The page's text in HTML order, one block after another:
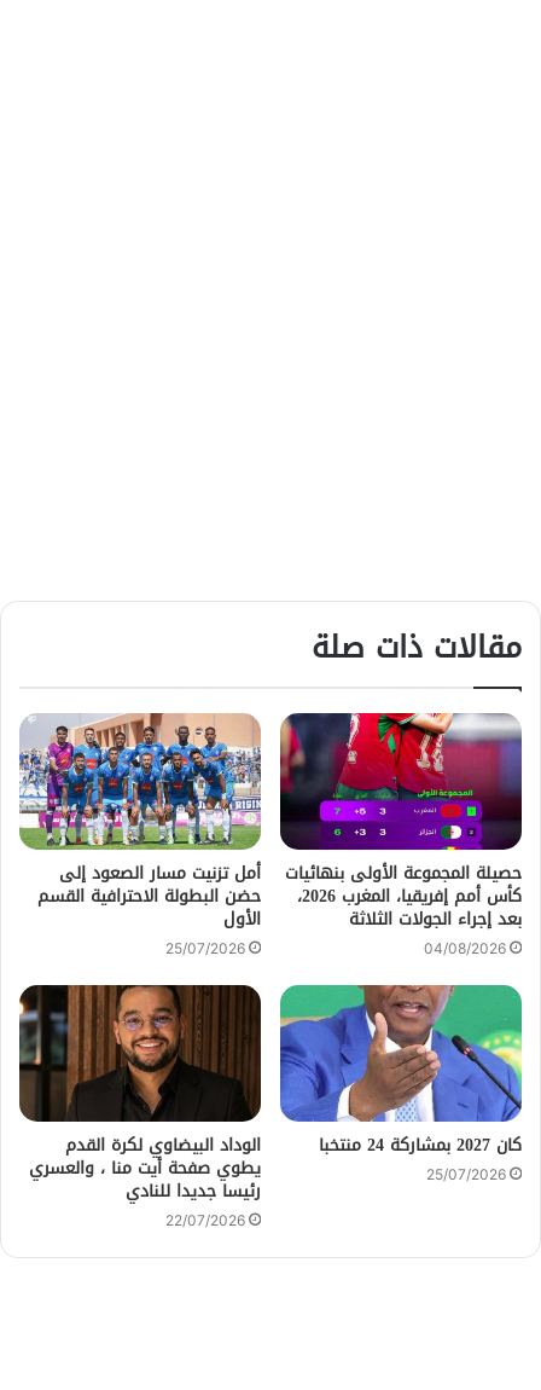
مقالات ذات صلة
حصيلة المجموعة الأولى بنهائيات
كأس أمم إفريقيا، المغرب 2026،
بعد إجراء الجولات الثلاثة
04/08/2026
أمل تزنيت مسار الصعود إلى
حضن البطولة الاحترافية القسم
الأول
25/07/2026
كان 2027 بمشاركة 24 منتخبا
25/07/2026
الوداد البيضاوي لكرة القدم
يطوي صفحة أيت منا ، والعسري
رئيسا جديدا للنادي
22/07/2026